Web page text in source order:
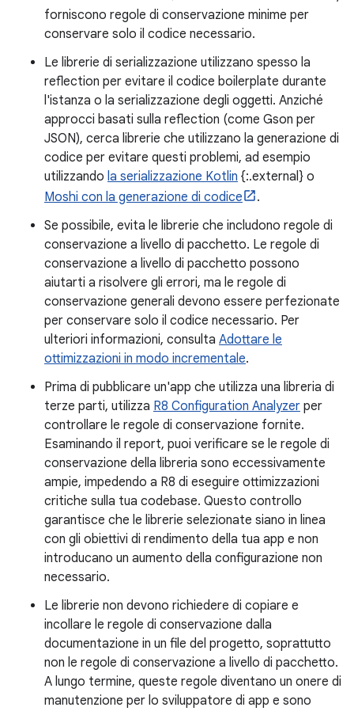
forniscono regole di conservazione minime per
conservare solo il codice necessario.
Le librerie di serializzazione utilizzano spesso la
reflection per evitare il codice boilerplate durante
l'istanza o la serializzazione degli oggetti. Anziché
approcci basati sulla reflection (come Gson per
JSON), cerca librerie che utilizzano la generazione di
codice per evitare questi problemi, ad esempio
utilizzando la serializzazione Kotlin {:.external} o
Moshi con la generazione di codice
.
Se possibile, evita le librerie che includono regole di
conservazione a livello di pacchetto. Le regole di
conservazione a livello di pacchetto possono
aiutarti a risolvere gli errori, ma le regole di
conservazione generali devono essere perfezionate
per conservare solo il codice necessario. Per
ulteriori informazioni, consulta Adottare le
ottimizzazioni in modo incrementale.
Prima di pubblicare un'app che utilizza una libreria di
terze parti, utilizza R8 Configuration Analyzer per
controllare le regole di conservazione fornite.
Esaminando il report, puoi verificare se le regole di
conservazione della libreria sono eccessivamente
ampie, impedendo a R8 di eseguire ottimizzazioni
critiche sulla tua codebase. Questo controllo
garantisce che le librerie selezionate siano in linea
con gli obiettivi di rendimento della tua app e non
introducano un aumento della configurazione non
necessario.
Le librerie non devono richiedere di copiare e
incollare le regole di conservazione dalla
documentazione in un file del progetto, soprattutto
non le regole di conservazione a livello di pacchetto.
A lungo termine, queste regole diventano un onere di
manutenzione per lo sviluppatore di app e sono